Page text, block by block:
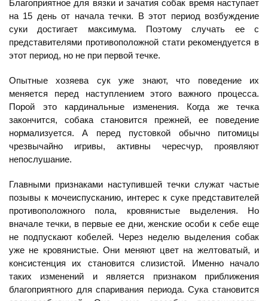
Благоприятное для вязки и зачатия собак время наступает
на 15 день от начала течки. В этот период возбуждение
суки достигает максимума. Поэтому случать ее с
представителями противоположной стати рекомендуется в
этот период, но не при первой течке.
Опытные хозяева сук уже знают, что поведение их
меняется перед наступлением этого важного процесса.
Порой это кардинальные изменения. Когда же течка
закончится, собака становится прежней, ее поведение
нормализуется. А перед пустовкой обычно питомицы
чрезвычайно игривы, активны чересчур, проявляют
непослушание.
Главными признаками наступившей течки служат частые
позывы к мочеиспусканию, интерес к суке представителей
противоположного пола, кровянистые выделения. Но
вначале течки, в первые ее дни, женские особи к себе еще
не подпускают кобелей. Через неделю выделения собак
уже не кровянистые. Они меняют цвет на желтоватый, и
консистенция их становится слизистой. Именно начало
таких изменений и является признаком приближения
благоприятного для спаривания периода. Сука становится